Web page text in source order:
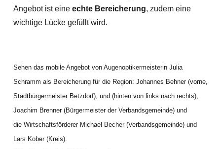
Angebot ist eine echte Bereicherung, zudem eine
wichtige Lücke gefüllt wird.
Sehen das mobile Angebot von Augenoptikermeisterin Julia
Schramm als Bereicherung für die Region: Johannes Behner (vorne,
Stadtbürgermeister Betzdorf), und (hinten von links nach rechts),
Joachim Brenner (Bürgermeister der Verbandsgemeinde) und
die Wirtschaftsförderer Michael Becher (Verbandsgemeinde) und
Lars Kober (Kreis).